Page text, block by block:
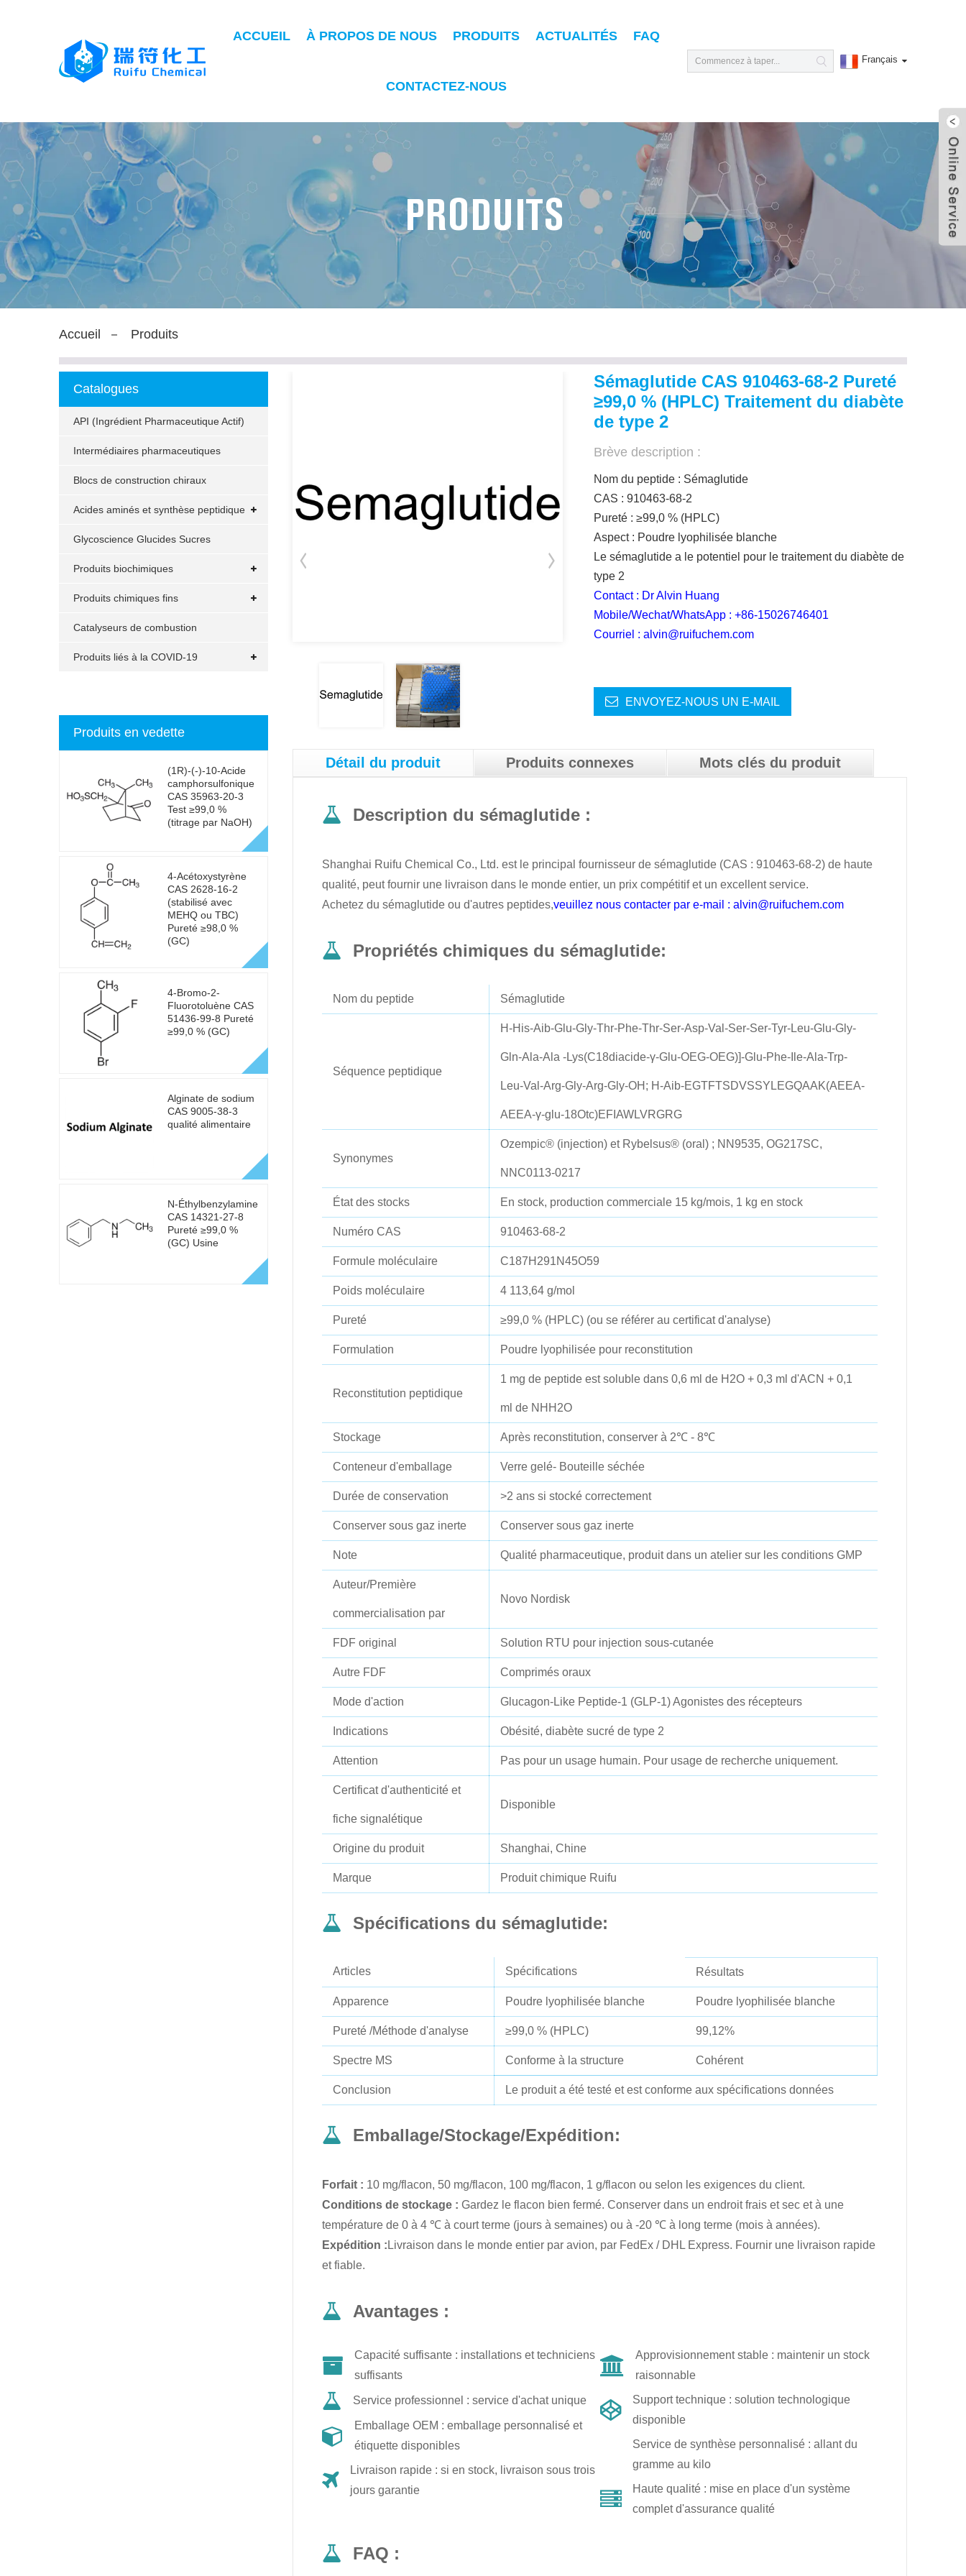
ACCUEIL À PROPOS DE NOUS PRODUITS ACTUALITÉS FAQ
CONTACTEZ-NOUS
Français
PRODUITS
Accueil Produits
Catalogues
API (Ingrédient Pharmaceutique Actif)
Intermédiaires pharmaceutiques
Blocs de construction chiraux
Acides aminés et synthèse peptidique
Glycoscience Glucides Sucres
Produits biochimiques
Produits chimiques fins
Catalyseurs de combustion
Produits liés à la COVID-19
Produits en vedette
(1R)-(-)-10-Acide
camphorsulfonique
CAS 35963-20-3
Test ≥99,0 %
(titrage par NaOH)
4-Acétoxystyrène
CAS 2628-16-2
(stabilisé avec
MEHQ ou TBC)
Pureté ≥98,0 %
(GC)
4-Bromo-2-
Fluorotoluène CAS
51436-99-8 Pureté
≥99,0 % (GC)
Alginate de sodium
CAS 9005-38-3
qualité alimentaire
N-Éthylbenzylamine
CAS 14321-27-8
Pureté ≥99,0 %
(GC) Usine
Sémaglutide CAS 910463-68-2 Pureté
≥99,0 % (HPLC) Traitement du diabète
de type 2
Brève description :
Nom du peptide : Sémaglutide
CAS : 910463-68-2
Pureté : ≥99,0 % (HPLC)
Aspect : Poudre lyophilisée blanche
Le sémaglutide a le potentiel pour le traitement du diabète de
type 2
Contact : Dr Alvin Huang
Mobile/Wechat/WhatsApp : +86-15026746401
Courriel : alvin@ruifuchem.com
ENVOYEZ-NOUS UN E-MAIL
Détail du produit Produits connexes Mots clés du produit
Description du sémaglutide :
Shanghai Ruifu Chemical Co., Ltd. est le principal fournisseur de sémaglutide (CAS : 910463-68-2) de haute
qualité, peut fournir une livraison dans le monde entier, un prix compétitif et un excellent service.
Achetez du sémaglutide ou d'autres peptides,veuillez nous contacter par e-mail : alvin@ruifuchem.com
Propriétés chimiques du sémaglutide:
Nom du peptide Sémaglutide
Séquence peptidique
H-His-Aib-Glu-Gly-Thr-Phe-Thr-Ser-Asp-Val-Ser-Ser-Tyr-Leu-Glu-Gly-
Gln-Ala-Ala -Lys(C18diacide-γ-Glu-OEG-OEG)]-Glu-Phe-Ile-Ala-Trp-
Leu-Val-Arg-Gly-Arg-Gly-OH; H-Aib-EGTFTSDVSSYLEGQAAK(AEEA-
AEEA-γ-glu-18Otc)EFIAWLVRGRG
Synonymes
Ozempic® (injection) et Rybelsus® (oral) ; NN9535, OG217SC,
NNC0113-0217
État des stocks En stock, production commerciale 15 kg/mois, 1 kg en stock
Numéro CAS 910463-68-2
Formule moléculaire C187H291N45O59
Poids moléculaire 4 113,64 g/mol
Pureté ≥99,0 % (HPLC) (ou se référer au certificat d'analyse)
Formulation Poudre lyophilisée pour reconstitution
Reconstitution peptidique
1 mg de peptide est soluble dans 0,6 ml de H2O + 0,3 ml d'ACN + 0,1
ml de NHH2O
Stockage Après reconstitution, conserver à 2℃ - 8℃
Conteneur d'emballage Verre gelé- Bouteille séchée
Durée de conservation >2 ans si stocké correctement
Conserver sous gaz inerte Conserver sous gaz inerte
Note Qualité pharmaceutique, produit dans un atelier sur les conditions GMP
Auteur/Première
commercialisation par
Novo Nordisk
FDF original Solution RTU pour injection sous-cutanée
Autre FDF Comprimés oraux
Mode d'action Glucagon-Like Peptide-1 (GLP-1) Agonistes des récepteurs
Indications Obésité, diabète sucré de type 2
Attention Pas pour un usage humain. Pour usage de recherche uniquement.
Certificat d'authenticité et
fiche signalétique
Disponible
Origine du produit Shanghai, Chine
Marque Produit chimique Ruifu
Spécifications du sémaglutide:
Articles Spécifications Résultats
Apparence Poudre lyophilisée blanche Poudre lyophilisée blanche
Pureté /Méthode d'analyse ≥99,0 % (HPLC) 99,12%
Spectre MS Conforme à la structure Cohérent
Conclusion Le produit a été testé et est conforme aux spécifications données
Emballage/Stockage/Expédition:
Forfait : 10 mg/flacon, 50 mg/flacon, 100 mg/flacon, 1 g/flacon ou selon les exigences du client.
Conditions de stockage : Gardez le flacon bien fermé. Conserver dans un endroit frais et sec et à une
température de 0 à 4 ℃ à court terme (jours à semaines) ou à -20 ℃ à long terme (mois à années).
Expédition : Livraison dans le monde entier par avion, par FedEx / DHL Express. Fournir une livraison rapide
et fiable.
Avantages :
Capacité suffisante : installations et techniciens
suffisants
Service professionnel : service d'achat unique
Emballage OEM : emballage personnalisé et
étiquette disponibles
Livraison rapide : si en stock, livraison sous trois
jours garantie
Approvisionnement stable : maintenir un stock
raisonnable
Support technique : solution technologique
disponible
Service de synthèse personnalisé : allant du
gramme au kilo
Haute qualité : mise en place d'un système
complet d'assurance qualité
FAQ :